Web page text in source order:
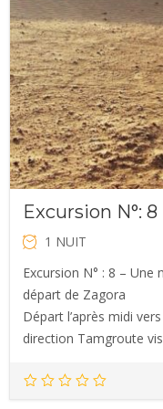
Excursion N°:
1 NUIT
Excursion N° : 8 – Une
départ de Zagora
Départ l’après midi
direction Tamgroute